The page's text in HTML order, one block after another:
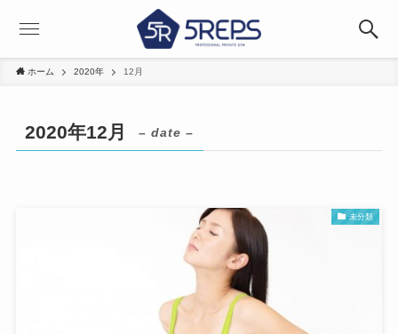
ホーム 2020年 12月
2020年12月 – date –
未分類